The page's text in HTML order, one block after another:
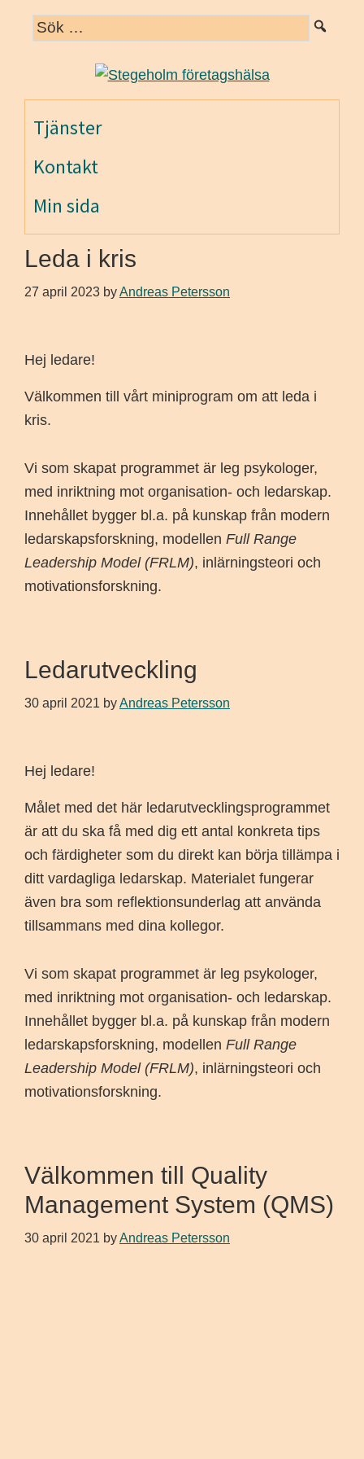
Hoppa
Hoppa
Hoppa
Tjänster
Kontakt
Min sida
Leda i kris
27 april 2023 byAndreas Petersson
Hej ledare!
Välkommen till vårt miniprogram om att leda i
kris.
Vi som skapat programmet är leg psykologer,
med inriktning mot organisation- och ledarskap.
Innehållet bygger bl.a. på kunskap från modern
ledarskapsforskning, modellen Full Range
Leadership Model (FRLM), inlärningsteori och
motivationsforskning.
Ledarutveckling
30 april 2021 byAndreas Petersson
Hej ledare!
Målet med det här ledarutvecklingsprogrammet
är att du ska få med dig ett antal konkreta tips
och färdigheter som du direkt kan börja tillämpa i
ditt vardagliga ledarskap. Materialet fungerar
även bra som reflektionsunderlag att använda
tillsammans med dina kollegor.
Vi som skapat programmet är leg psykologer,
med inriktning mot organisation- och ledarskap.
Innehållet bygger bl.a. på kunskap från modern
ledarskapsforskning, modellen Full Range
Leadership Model (FRLM), inlärningsteori och
motivationsforskning.
Välkommen till Quality
Management System (QMS)
30 april 2021 byAndreas Petersson